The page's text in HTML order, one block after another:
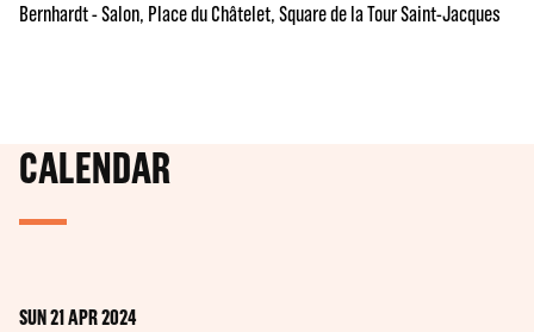
Bernhardt - Salon Place du Châtelet Square de la Tour Saint-Jacques
CALENDAR
SUN 21 APR 2024